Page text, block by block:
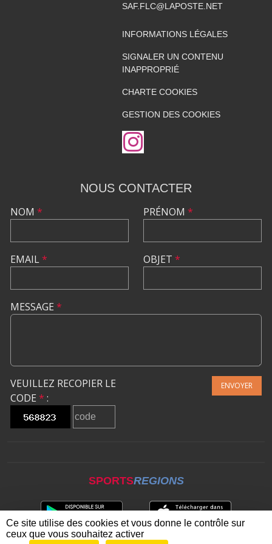
SAF.FLC@LAPOSTE.NET
INFORMATIONS LÉGALES
SIGNALER UN CONTENU
INAPPROPRIÉ
CHARTE COOKIES
GESTION DES COOKIES
NOUS CONTACTER
NOM *
EMAIL*
PRÉNOM *
OBJET *
MESSAGE *
VEUILLEZ RECOPIER LE
CODE * :
ENVOYER
SPORTSREGIONS
Ce site utilise des cookies et vous donne le contrôle sur
ceux que vous souhaitez activer